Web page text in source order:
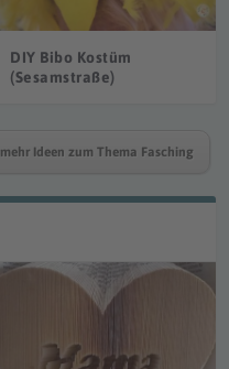
DIY Bibo Kostüm
(Sesamstraße)
mehr Ideen zum Thema Fasching